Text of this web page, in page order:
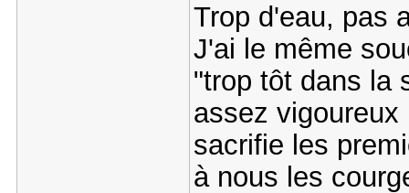
Trop d'eau, pas
J'ai le même
"trop tôt dans la
assez
sacrifie les
à nous les